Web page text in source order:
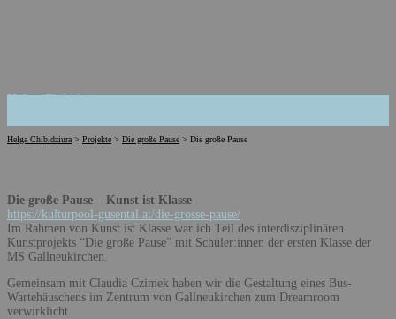
Helga Chibidziura
Helga Chibidziura > Projekte > Die große Pause > Die große Pause
Die große Pause – Kunst ist Klasse
https://kulturpool-gusental.at/die-grosse-pause/
Im Rahmen von Kunst ist Klasse war ich Teil des interdisziplinären
Kunstprojekts “Die große Pause” mit Schüler:innen der ersten Klasse der
MS Gallneukirchen.
Gemeinsam mit Claudia Czimek haben wir die Gestaltung eines Bus-
Wartehäuschens im Zentrum von Gallneukirchen zum Dreamroom
verwirklicht.